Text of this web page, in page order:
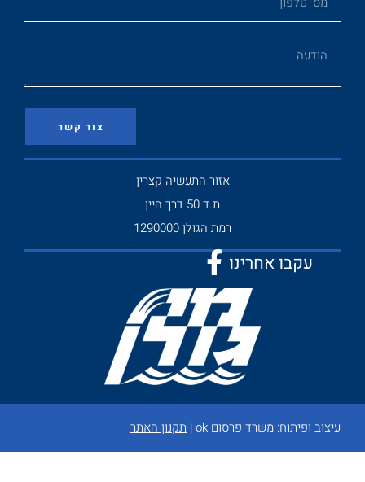
צור קשר
אזור התעשיה קצרין
ת.ד 50 דרך היין
רמת הגולן 1290000
עקבו אחרינו
עיצוב ופיתוח: משרד פרסום ok | תקנון האתר